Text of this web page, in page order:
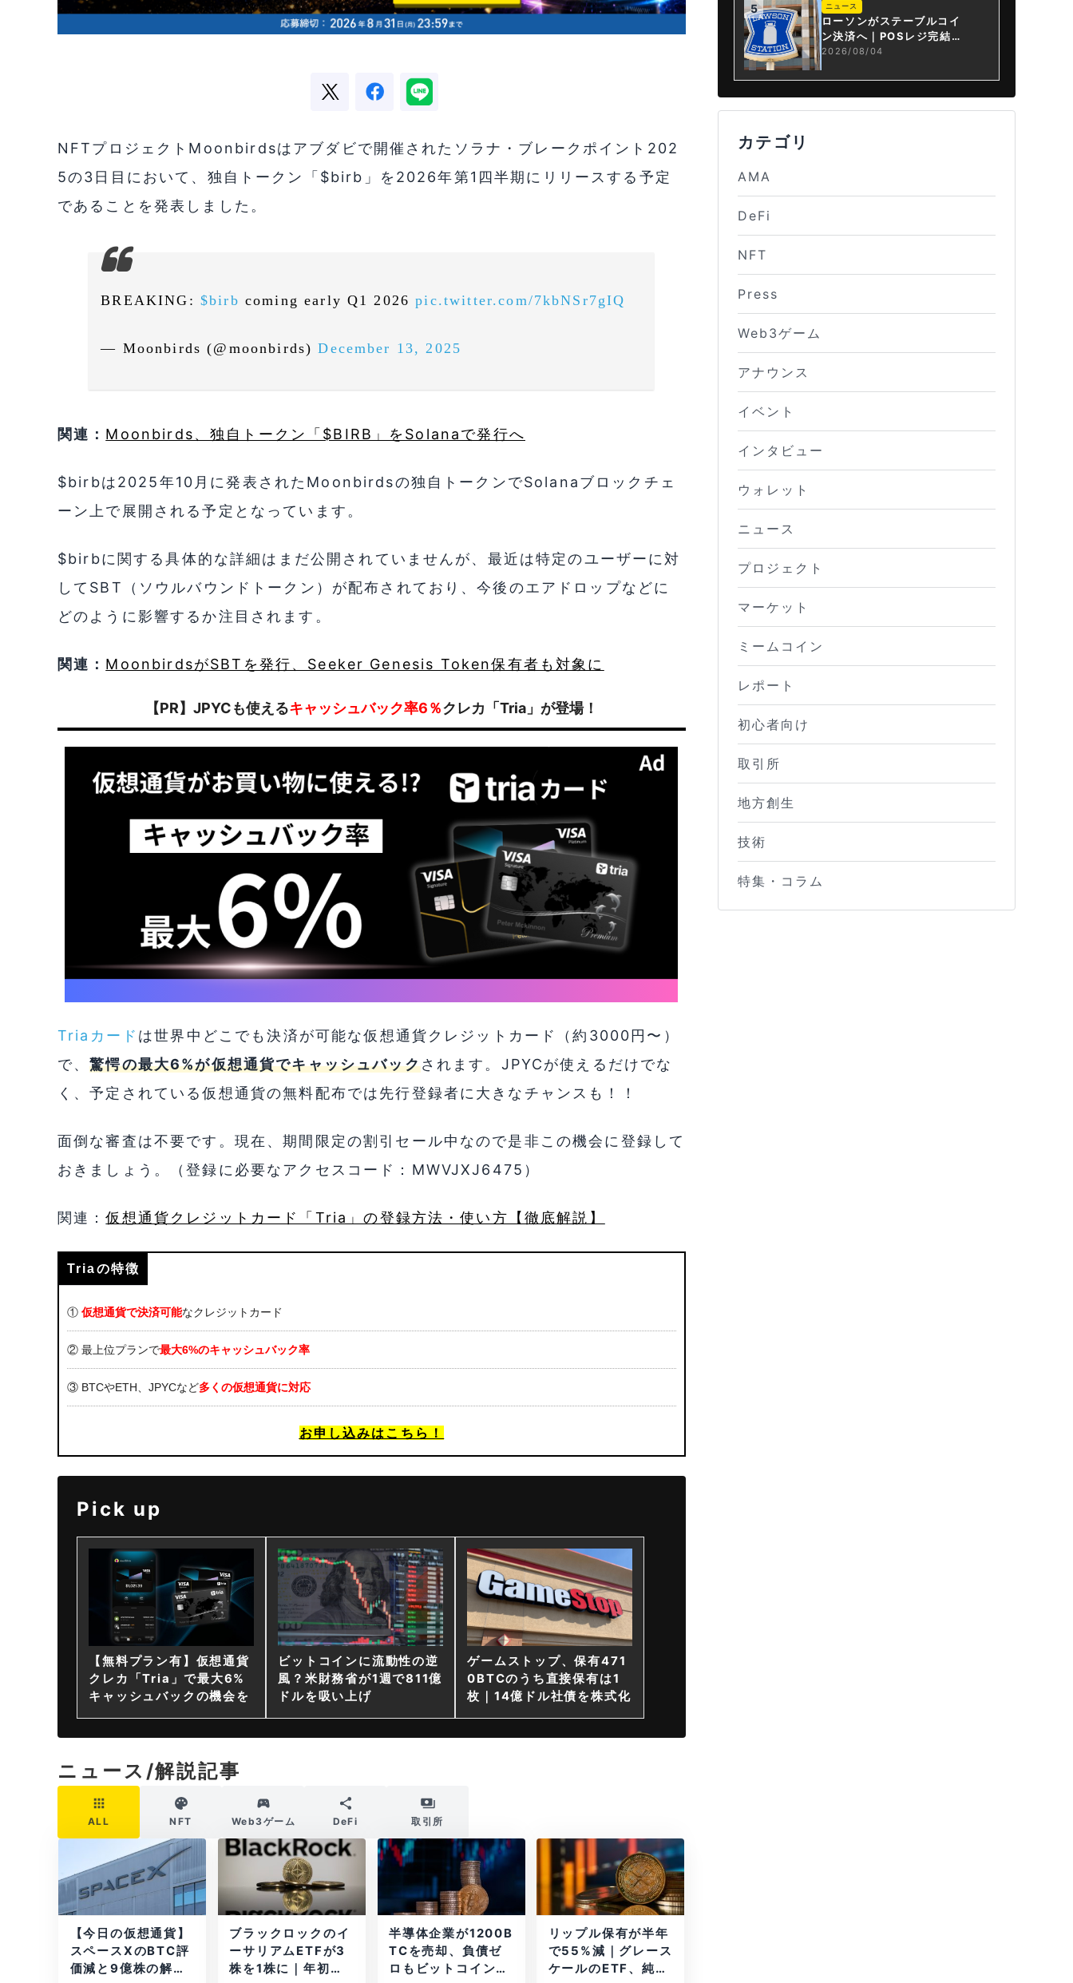
NFTプロジェクトMoonbirdsはアブダビで開催されたソラナ・ブレークポイント202
5の3日目において、独自トークン「$birb」を2026年第1四半期にリリースする予定
であることを発表しました。
BREAKING: $birb coming early Q1 2026pic.twitter.com/7kbNSr7gIQ
— Moonbirds (@moonbirds)December 13, 2025
関連： Moonbirds、独自トークン「$BIRB」をSolanaで発行へ
$birbは2025年10月に発表されたMoonbirdsの独自トークンでSolanaブロックチェ
ーン上で展開される予定となっています。
$birbに関する具体的な詳細はまだ公開されていませんが、最近は特定のユーザーに対
してSBT（ソウルバウンドトークン）が配布されており、今後のエアドロップなどに
どのように影響するか注目されます。
関連： MoonbirdsがSBTを発行、Seeker Genesis Token保有者も対象に
【PR】JPYCも使えるキャッシュバック率6％クレカ「Tria」が登場！
Triaカード は世界中どこでも決済が可能な仮想通貨クレジットカード（約3000円〜）
で、驚愕の最大6%が仮想通貨でキャッシュバックされます。JPYCが使えるだけでな
く、予定されている仮想通貨の無料配布では先行登録者に大きなチャンスも！！
面倒な審査は不要です。現在、期間限定の割引セール中なので是非この機会に登録して
おきましょう。（登録に必要なアクセスコード：MWVJXJ6475）
関連：仮想通貨クレジットカード「Tria」の登録方法・使い方【徹底解説】
Triaの特徴
① 仮想通貨で決済可能なクレジットカード
② 最上位プランで最大6%のキャッシュバック率
③ BTCやETH、JPYCなど多くの仮想通貨に対応
お申し込みはこちら！
Pick up
【無料プラン有】仮想通貨
クレカ「Tria」で最大6%
キャッシュバックの機会を
ビットコインに流動性の逆
風？米財務省が1週で811億
ドルを吸い上げ
ゲームストップ、保有471
0BTCのうち直接保有は1
枚｜14億ドル社債を株式化
ニュース/解説記事
ALL NFT Web3ゲーム DeFi 取引所
【今日の仮想通貨】
スペースXのBTC評
価減と9億株の解
ブラックロックのイ
ーサリアムETFが3
株を1株に｜年初来3
半導体企業が1200B
TCを売却、負債ゼ
ロもビットコイン戦
リップル保有が半年
で55%減｜グレース
ケールのETF、純資
5 ニュース
ローソンがステーブルコイ
ン決済へ｜POSレジ完結は
国内初
2026/08/04
カテゴリ
AMA
DeFi
NFT
Press
Web3ゲーム
アナウンス
イベント
インタビュー
ウォレット
ニュース
プロジェクト
マーケット
ミームコイン
レポート
初心者向け
取引所
地方創生
技術
特集・コラム